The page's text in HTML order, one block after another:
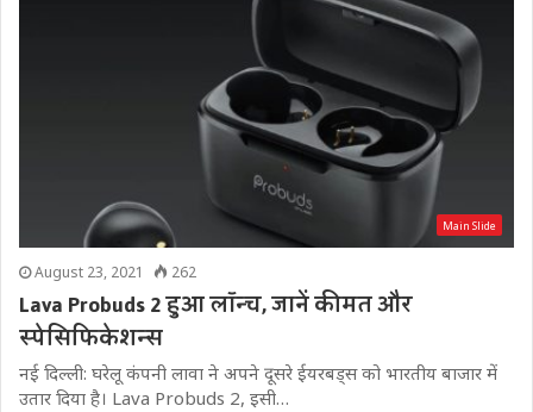
Main Slide
August 23, 2021 262
Lava Probuds 2 हुआ लॉन्च, जानें कीमत और
स्पेसिफिकेशन्स
नई दिल्ली: घरेलू कंपनी लावा ने अपने दूसरे ईयरबड्स को भारतीय बाजार में
उतार दिया है। Lava Probuds 2, इसी…